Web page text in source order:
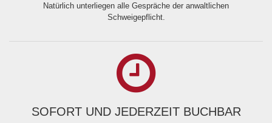
Natürlich unterliegen alle Gespräche der anwaltlichen
Schweigepflicht.
SOFORT UND JEDERZEIT BUCHBAR